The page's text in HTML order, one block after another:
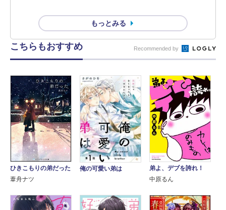
もっとみる
こちらもおすすめ Recommended by
ひきこもりの弟だった
葦舟ナツ
俺の可愛い弟は
弟よ、デブを誇れ！
中原るん